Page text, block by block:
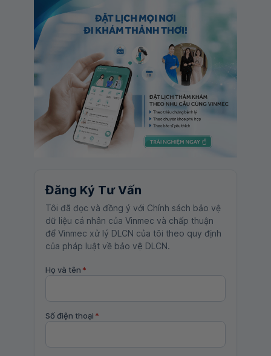
Đăng Ký Tư Vấn
Tôi đã đọc và đồng ý với Chính sách bảo vệ
dữ liệu cá nhân của Vinmec và chấp thuận
để Vinmec xử lý DLCN của tôi theo quy định
của pháp luật về bảo vệ DLCN.
Họ và tên *
Số điện thoại *